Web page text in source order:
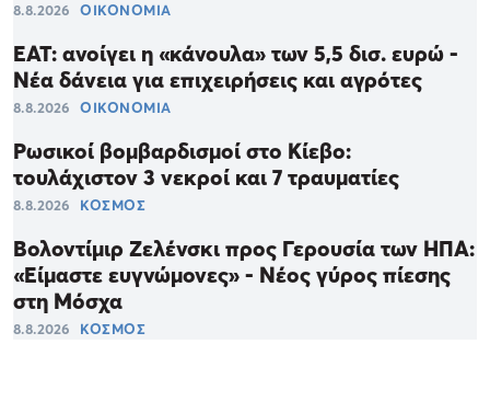
8.8.2026 ΟΙΚΟΝΟΜΙΑ
ΕΑΤ: ανοίγει η «κάνουλα» των 5,5 δισ. ευρώ -
Νέα δάνεια για επιχειρήσεις και αγρότες
8.8.2026 ΟΙΚΟΝΟΜΙΑ
Ρωσικοί βομβαρδισμοί στο Κίεβο:
τουλάχιστον 3 νεκροί και 7 τραυματίες
8.8.2026 ΚΟΣΜΟΣ
Βολοντίμιρ Ζελένσκι προς Γερουσία των ΗΠΑ:
«Είμαστε ευγνώμονες» - Νέος γύρος πίεσης
στη Μόσχα
8.8.2026 ΚΟΣΜΟΣ